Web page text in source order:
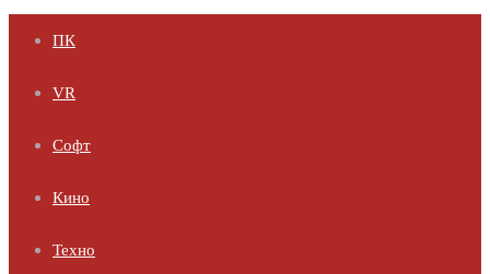
ПК
VR
Софт
Кино
Техно